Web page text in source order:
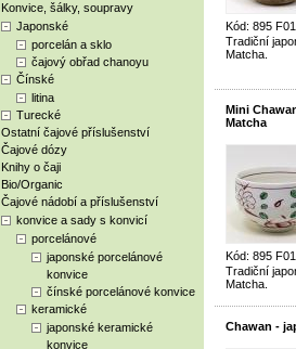
Konvice, šálky, soupravy
Japonské
porcelán a sklo
čajový obřad chanoyu
Čínské
litina
Turecké
Ostatní čajové příslušenství
Čajové dózy
Knihy o čaji
Bio/Organic
Čajové nádobí a příslušenství
konvice a sady s konvicí
porcelánové
japonské porcelánové
konvice
čínské porcelánové konvice
keramické
japonské keramické
konvice
Kód: 895
Tradiční
Matcha.
Mini
Matcha
Kód: 895
Tradiční
Matcha.
Chawan -